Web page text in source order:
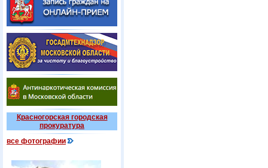
Красногорская городская
прокуратура
все фотографии